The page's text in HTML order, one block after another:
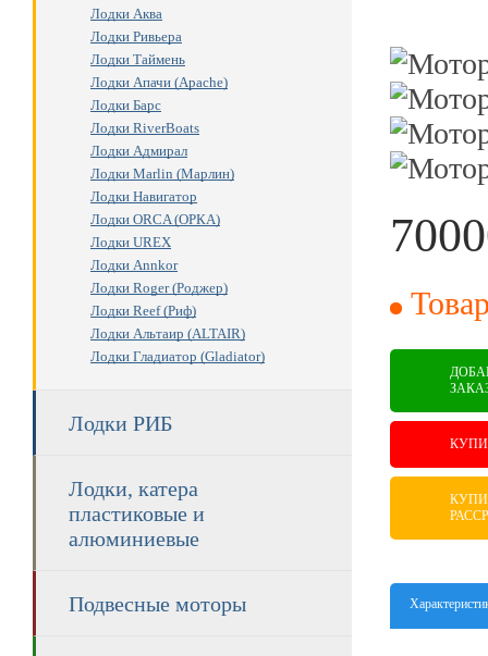
Лодки Аква
Лодки Ривьера
Лодки Таймень
Лодки Апачи (Apache)
Лодки Барс
Лодки RiverBoats
Лодки Адмирал
Лодки Marlin (Марлин)
Лодки Навигатор
Лодки ORCA (ОРКА)
Лодки UREX
Лодки Annkor
Лодки Roger (Роджер)
Лодки Reef (Риф)
Лодки Альтаир (ALTAIR)
Лодки Гладиатор (Gladiator)
Лодки РИБ
Лодки, катера
пластиковые и
алюминиевые
Подвесные моторы